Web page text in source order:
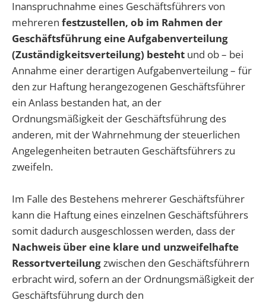
Inanspruchnahme eines Geschäftsführers von
mehreren festzustellen, ob im Rahmen der
Geschäftsführung eine Aufgabenverteilung
(Zuständigkeitsverteilung) besteht und ob – bei
Annahme einer derartigen Aufgabenverteilung – für
den zur Haftung herangezogenen Geschäftsführer
ein Anlass bestanden hat, an der
Ordnungsmäßigkeit der Geschäftsführung des
anderen, mit der Wahrnehmung der steuerlichen
Angelegenheiten betrauten Geschäftsführers zu
zweifeln.
Im Falle des Bestehens mehrerer Geschäftsführer
kann die Haftung eines einzelnen Geschäftsführers
somit dadurch ausgeschlossen werden, dass der
Nachweis über eine klare und unzweifelhafte
Ressortverteilungzwischen den Geschäftsführern
erbracht wird, sofern an der Ordnungsmäßigkeit der
Geschäftsführung durch den